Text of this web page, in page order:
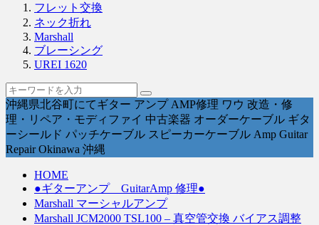
フレット交換
ネック折れ
Marshall
ブレーシング
UREI 1620
沖縄県北谷町にてギター アンプ AMP修理 ワウ 改造・修
理・リペア・モディファイ 中古楽器 オーダーケーブル ギタ
ーシールド パッチケーブル スピーカーケーブル Amp Guitar
Repair Okinawa 沖縄
HOME
●ギターアンプ GuitarAmp 修理●
Marshall マーシャルアンプ
Marshall JCM2000 TSL100 – 真空管交換 バイアス調整